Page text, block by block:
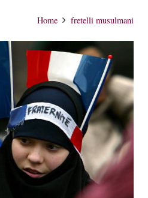
Home fretelli musulmani